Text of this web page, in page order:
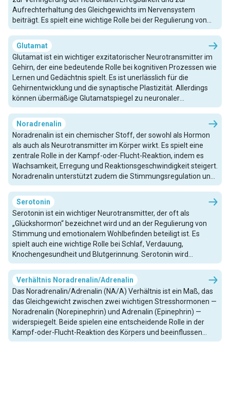
Aufrechterhaltung des Gleichgewichts im Nervensystem
beiträgt. Es spielt eine wichtige Rolle bei der Regulierung von
Stimmung, Angst und Schlaf, indem es Entspannung fördert
und den Wirkungen erregender Neurotransmitter wie Glutamat
entgegenwirkt. Eine ordnungsgemäße GABA-Funktion
unterstützt das geistige und emotionale Wohlbefinden.
Glutamat
Glutamat ist ein wichtiger exzitatorischer Neurotransmitter im
Gehirn, der eine bedeutende Rolle bei kognitiven Prozessen wie
Lernen und Gedächtnis spielt. Es ist unerlässlich für die
Gehirnentwicklung und die synaptische Plastizität. Allerdings
können übermäßige Glutamatspiegel zu neuronaler
Überstimulation führen, was potenzielle Neurotoxizität zur
Folge haben kann. Dieses Gleichgewicht macht Glutamat für die
normale Gehirnfunktion entscheidend, verbindet es jedoch
auch mit verschiedenen neurologischen Erkrankungen.
Noradrenalin
Noradrenalin ist ein chemischer Stoff, der sowohl als Hormon
als auch als Neurotransmitter im Körper wirkt. Es spielt eine
zentrale Rolle in der Kampf-oder-Flucht-Reaktion, indem es
Wachsamkeit, Erregung und Reaktionsgeschwindigkeit steigert.
Noradrenalin unterstützt zudem die Stimmungsregulation und
hilft, den Blutdruck durch Verengung der Blutgefäße
aufrechtzuerhalten.
Serotonin
Serotonin ist ein wichtiger Neurotransmitter, der oft als
„Glückshormon“ bezeichnet wird und an der Regulierung von
Stimmung und emotionalem Wohlbefinden beteiligt ist. Es
spielt auch eine wichtige Rolle bei Schlaf, Verdauung,
Knochengesundheit und Blutgerinnung. Serotonin wird
hauptsächlich im Darm produziert und beeinflusst sowohl das
Gehirn als auch den Körper, indem es verschiedene
physiologische Funktionen und emotionale Zustände steuert.
Ungleichgewichte im Serotonin-Spiegel können erhebliche
Auswirkungen auf die psychische und körperliche Gesundheit
haben.
Verhältnis Noradrenalin/Adrenalin
Das Noradrenalin/Adrenalin (NA/A) Verhältnis ist ein Maß, das
das Gleichgewicht zwischen zwei wichtigen Stresshormonen —
Noradrenalin (Norepinephrin) und Adrenalin (Epinephrin) —
widerspiegelt. Beide spielen eine entscheidende Rolle in der
Kampf-oder-Flucht-Reaktion des Körpers und beeinflussen
Herzfrequenz, Blutdruck und Energiebereitstellung. Dieses